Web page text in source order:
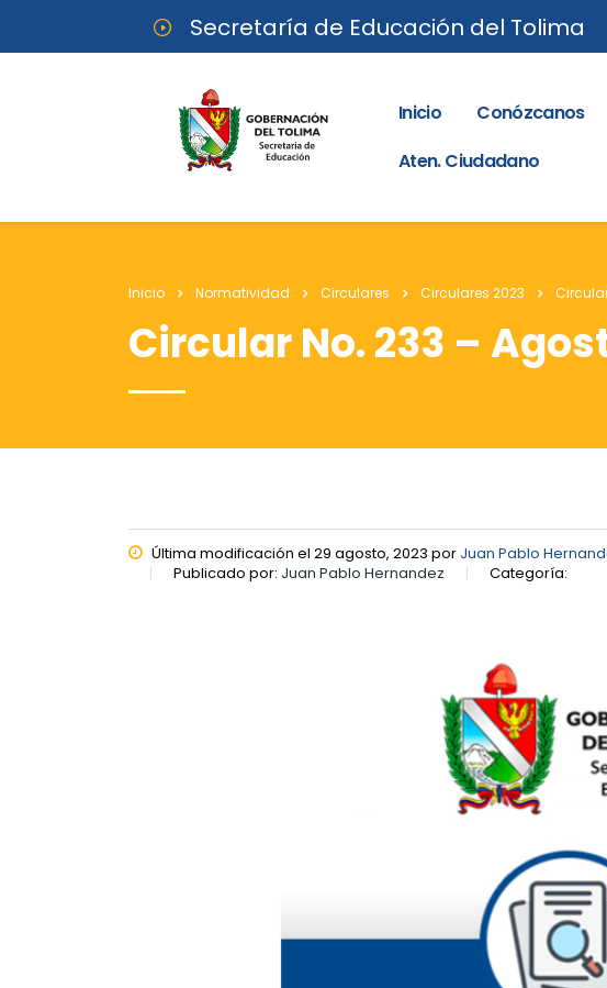
Secretaría de Educación del Tolima
Inicio Conózcanos
Aten. Ciudadano
Inicio Normatividad Circulares Circulares 2023
Circular No. 233 –
Última modificación el 29 agosto, 2023 por Juan Pablo
Publicado por: Juan Pablo Hernandez Categoría: